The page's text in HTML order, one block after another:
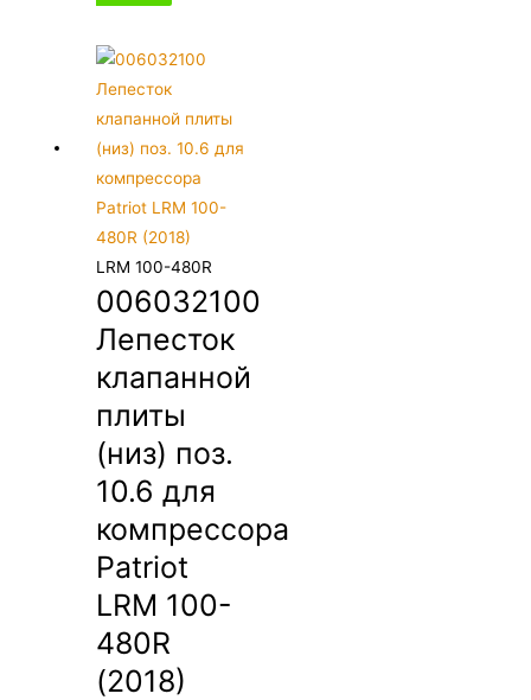
LRM 100-480R
006032100
Лепесток
клапанной
плиты
(низ) поз.
10.6 для
компрессора
Patriot
LRM 100-
480R
(2018)